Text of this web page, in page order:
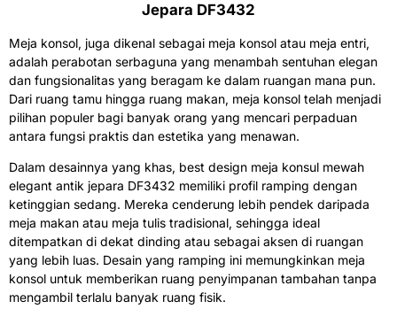
Jepara DF3432
Meja konsol, juga dikenal sebagai meja konsol atau meja entri,
adalah perabotan serbaguna yang menambah sentuhan elegan
dan fungsionalitas yang beragam ke dalam ruangan mana pun.
Dari ruang tamu hingga ruang makan, meja konsol telah menjadi
pilihan populer bagi banyak orang yang mencari perpaduan
antara fungsi praktis dan estetika yang menawan.
Dalam desainnya yang khas, best design meja konsul mewah
elegant antik jepara DF3432 memiliki profil ramping dengan
ketinggian sedang. Mereka cenderung lebih pendek daripada
meja makan atau meja tulis tradisional, sehingga ideal
ditempatkan di dekat dinding atau sebagai aksen di ruangan
yang lebih luas. Desain yang ramping ini memungkinkan meja
konsol untuk memberikan ruang penyimpanan tambahan tanpa
mengambil terlalu banyak ruang fisik.